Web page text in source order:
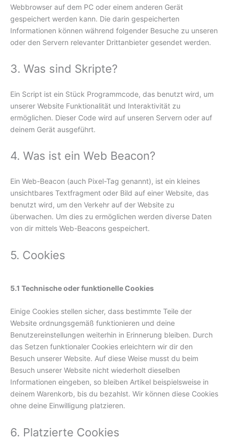
Webbrowser auf dem PC oder einem anderen Gerät
gespeichert werden kann. Die darin gespeicherten
Informationen können während folgender Besuche zu unseren
oder den Servern relevanter Drittanbieter gesendet werden.
3. Was sind Skripte?
Ein Script ist ein Stück Programmcode, das benutzt wird, um
unserer Website Funktionalität und Interaktivität zu
ermöglichen. Dieser Code wird auf unseren Servern oder auf
deinem Gerät ausgeführt.
4. Was ist ein Web Beacon?
Ein Web-Beacon (auch Pixel-Tag genannt), ist ein kleines
unsichtbares Textfragment oder Bild auf einer Website, das
benutzt wird, um den Verkehr auf der Website zu
überwachen. Um dies zu ermöglichen werden diverse Daten
von dir mittels Web-Beacons gespeichert.
5. Cookies
5.1 Technische oder funktionelle Cookies
Einige Cookies stellen sicher, dass bestimmte Teile der
Website ordnungsgemäß funktionieren und deine
Benutzereinstellungen weiterhin in Erinnerung bleiben. Durch
das Setzen funktionaler Cookies erleichtern wir dir den
Besuch unserer Website. Auf diese Weise musst du beim
Besuch unserer Website nicht wiederholt dieselben
Informationen eingeben, so bleiben Artikel beispielsweise in
deinem Warenkorb, bis du bezahlst. Wir können diese Cookies
ohne deine Einwilligung platzieren.
6. Platzierte Cookies